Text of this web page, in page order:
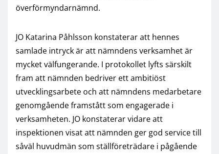
överförmyndarnämnd.
JO Katarina Påhlsson konstaterar att hennes
samlade intryck är att nämndens verksamhet är
mycket välfungerande. I protokollet lyfts särskilt
fram att nämnden bedriver ett ambitiöst
utvecklingsarbete och att nämndens medarbetare
genomgående framstått som engagerade i
verksamheten. JO konstaterar vidare att
inspektionen visat att nämnden ger god service till
såväl huvudmän som ställföreträdare i pågående